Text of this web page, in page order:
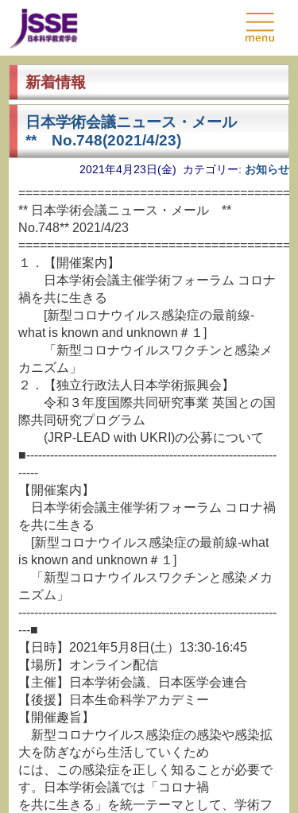
新着情報
日本学術会議ニュース・メール
** No.748(2021/4/23)
2021年4月23日(金) カテゴリー: お知らせ
** 日本学術会議ニュース・メール **
No.748** 2021/4/23
１．【開催案内】
日本学術会議主催学術フォーラム コロナ
禍を共に生きる
[新型コロナウイルス感染症の最前線-
what is known and unknown＃１]
「新型コロナウイルスワクチンと感染メ
カニズム」
２．【独立行政法人日本学術振興会】
令和３年度国際共同研究事業 英国との国
際共同研究プログラム
(JRP-LEAD with UKRI)の公募について
■---------------------------------------------------------------
-----
【開催案内】
日本学術会議主催学術フォーラム コロナ禍
を共に生きる
[新型コロナウイルス感染症の最前線-what
is known and unknown＃１]
「新型コロナウイルスワクチンと感染メカ
ニズム」
-----------------------------------------------------------------
---■
【日時】2021年5月8日(土）13:30-16:45
【場所】オンライン配信
【主催】日本学術会議、日本医学会連合
【後援】日本生命科学アカデミー
【開催趣旨】
新型コロナウイルス感染症の感染や感染拡
大を防ぎながら生活していくため
には、この感染症を正しく知ることが必要で
す。日本学術会議では「コロナ禍
を共に生きる」を統一テーマとして、学術フ